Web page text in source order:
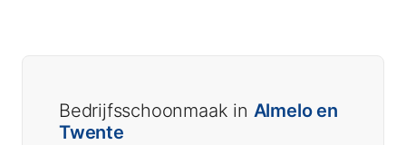
Bedrijfsschoonmaak in Almelo en
Twente